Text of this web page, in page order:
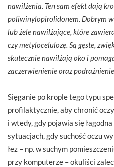
nawilżenia. Ten sam efekt dają
poliwinylopirolidonem. Dobrym
lub żele nawilżające, które
czy metylocelulozę. Są gęste,
skutecznie nawilżają oko i
zaczerwienienie oraz podrażnienie
Sięganie po krople tego typu
profilaktycznie, aby chronić
i wtedy, gdy pojawia się
sytuacjach, gdy suchość oczu
łez – np. w suchym
przy komputerze – okuliści